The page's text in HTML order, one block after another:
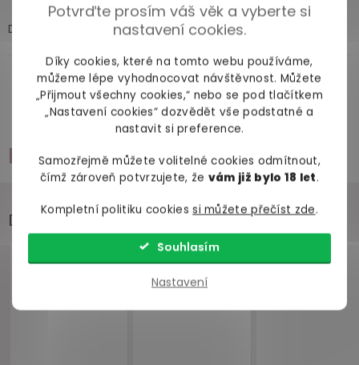
Potvrďte prosím váš věk a vyberte si
nastavení cookies.
Díky cookies, které na tomto webu používáme,
můžeme lépe vyhodnocovat návštěvnost. Můžete
„Přijmout všechny cookies,“ nebo se pod tlačítkem
„Nastavení cookies“ dozvědět vše podstatné a
nastavit si preference.
Samozřejmě můžete volitelné cookies odmítnout,
čímž zároveň potvrzujete, že vám již bylo 18 let.
Kompletní politiku cookiessi můžete přečíst zde.
Nastavení
Souhlasím
Příslušenství
Dárek pro dceru jako prevnce
Zobrazit všechny recenze
Doporučujeme přikoupit